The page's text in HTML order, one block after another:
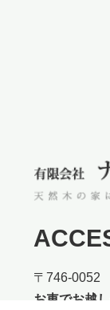
〒746-0052
お車でお越